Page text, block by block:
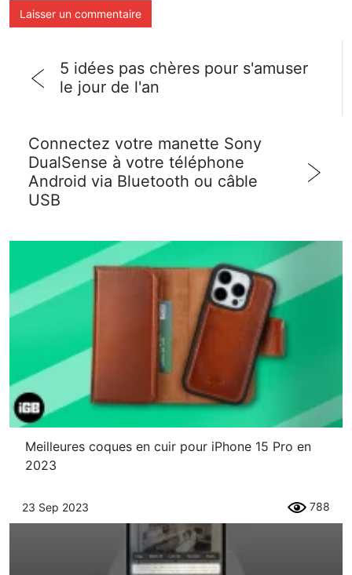
5 idées pas chères pour s'amuser
le jour de l'an
Connectez votre manette Sony
DualSense à votre téléphone
Android via Bluetooth ou câble
USB
Meilleures coques en cuir pour iPhone 15 Pro en
2023
23 Sep 2023 788